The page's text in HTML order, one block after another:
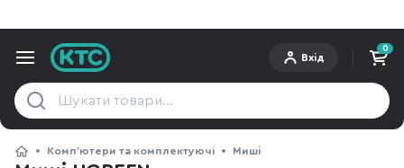
Вхід
0
Компʼютери та комплектуючі Миші